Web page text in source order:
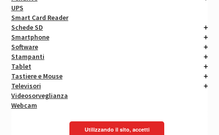
UPS
Smart Card Reader
Schede SD
Smartphone
Software
Stampanti
Tablet
Tastiere e Mouse
Televisori
Videosorveglianza
Webcam
Utilizzando il sito, accetti